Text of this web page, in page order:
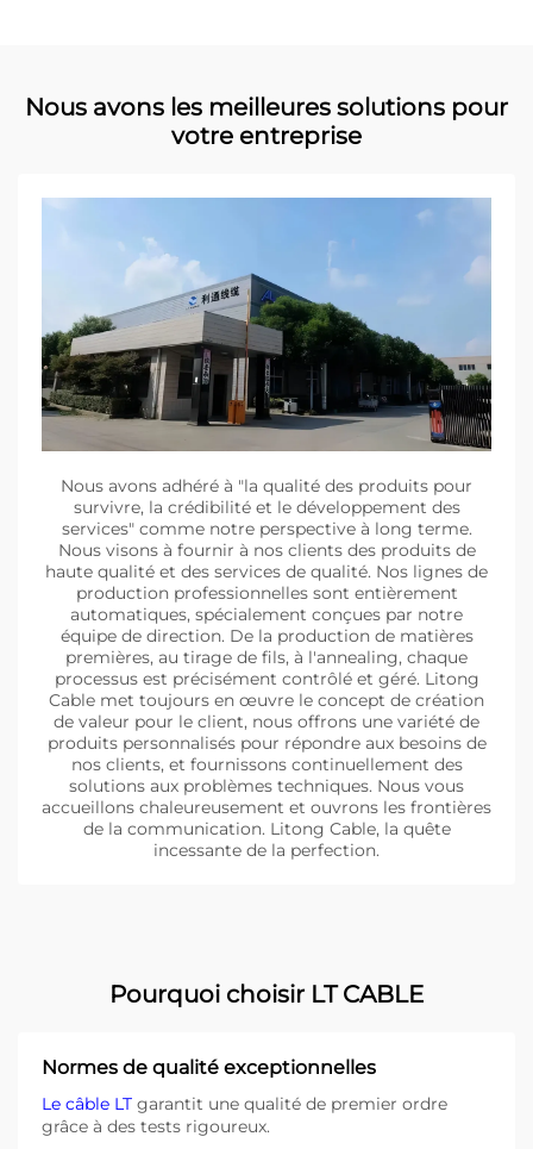
Nous avons les meilleures solutions pour
votre entreprise
Nous avons adhéré à "la qualité des produits pour
survivre, la crédibilité et le développement des
services" comme notre perspective à long terme.
Nous visons à fournir à nos clients des produits de
haute qualité et des services de qualité. Nos lignes de
production professionnelles sont entièrement
automatiques, spécialement conçues par notre
équipe de direction. De la production de matières
premières, au tirage de fils, à l'annealing, chaque
processus est précisément contrôlé et géré. Litong
Cable met toujours en œuvre le concept de création
de valeur pour le client, nous offrons une variété de
produits personnalisés pour répondre aux besoins de
nos clients, et fournissons continuellement des
solutions aux problèmes techniques. Nous vous
accueillons chaleureusement et ouvrons les frontières
de la communication. Litong Cable, la quête
incessante de la perfection.
Pourquoi choisir LT CABLE
Normes de qualité exceptionnelles
Le câble LT garantit une qualité de premier ordre
grâce à des tests rigoureux.